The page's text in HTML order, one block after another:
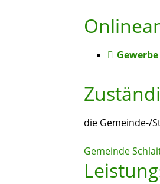
die Gemeinde-/
Gemeinde